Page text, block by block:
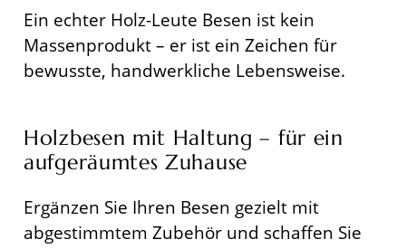
Ein echter Holz-Leute Besen ist kein
Massenprodukt – er ist ein Zeichen für
bewusste, handwerkliche Lebensweise.
Holzbesen mit Haltung – für ein
aufgeräumtes Zuhause
Ergänzen Sie Ihren Besen gezielt mit
abgestimmtem Zubehör und schaffen Sie